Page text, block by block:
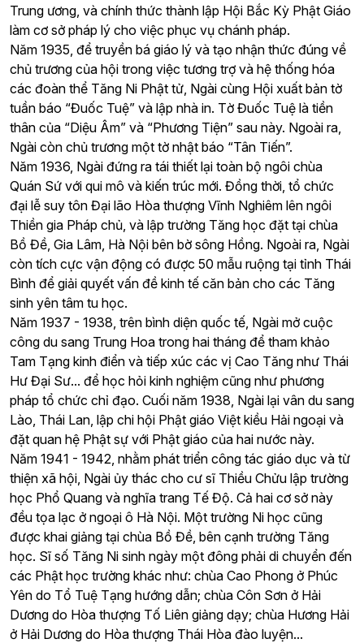
Trung ương, và chính thức thành lập Hội Bắc Kỳ Phật Giáo
làm cơ sở pháp lý cho việc phục vụ chánh pháp.
Năm 1935, để truyền bá giáo lý và tạo nhận thức đúng về
chủ trương của hội trong việc tương trợ và hệ thống hóa
các đoàn thể Tăng Ni Phật tử, Ngài cùng Hội xuất bản tờ
tuần báo “Đuốc Tuệ” và lập nhà in. Tờ Đuốc Tuệ là tiền
thân của “Diệu Âm” và “Phương Tiện” sau này. Ngoài ra,
Ngài còn chủ trương một tờ nhật báo “Tân Tiến”.
Năm 1936, Ngài đứng ra tái thiết lại toàn bộ ngôi chùa
Quán Sứ với qui mô và kiến trúc mới. Đồng thời, tổ chức
đại lễ suy tôn Đại lão Hòa thượng Vĩnh Nghiêm lên ngôi
Thiền gia Pháp chủ, và lập trường Tăng học đặt tại chùa
Bồ Đề, Gia Lâm, Hà Nội bên bờ sông Hồng. Ngoài ra, Ngài
còn tích cực vận động có được 50 mẫu ruộng tại tỉnh Thái
Bình để giải quyết vấn đề kinh tế căn bản cho các Tăng
sinh yên tâm tu học.
Năm 1937 - 1938, trên bình diện quốc tế, Ngài mở cuộc
công du sang Trung Hoa trong hai tháng để tham khảo
Tam Tạng kinh điển và tiếp xúc các vị Cao Tăng như Thái
Hư Đại Sư... để học hỏi kinh nghiệm cũng như phương
pháp tổ chức chỉ đạo. Cuối năm 1938, Ngài lại vân du sang
Lào, Thái Lan, lập chi hội Phật giáo Việt kiều Hải ngoại và
đặt quan hệ Phật sự với Phật giáo của hai nước này.
Năm 1941 - 1942, nhằm phát triển công tác giáo dục và từ
thiện xã hội, Ngài ủy thác cho cư sĩ Thiều Chửu lập trường
học Phổ Quang và nghĩa trang Tế Độ. Cả hai cơ sở này
đều tọa lạc ở ngoại ô Hà Nội. Một trường Ni học cũng
được khai giảng tại chùa Bồ Đề, bên cạnh trường Tăng
học. Sĩ số Tăng Ni sinh ngày một đông phải di chuyển đến
các Phật học trường khác như: chùa Cao Phong ở Phúc
Yên do Tổ Tuệ Tạng hướng dẫn; chùa Côn Sơn ở Hải
Dương do Hòa thượng Tố Liên giảng dạy; chùa Hương Hải
ở Hải Dương do Hòa thượng Thái Hòa đào luyện...